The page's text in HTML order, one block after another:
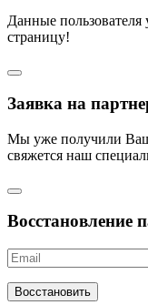
Данные
страницу!
Заявка на
Мы уже получили
свяжется наш
Восстановление
Восстановить